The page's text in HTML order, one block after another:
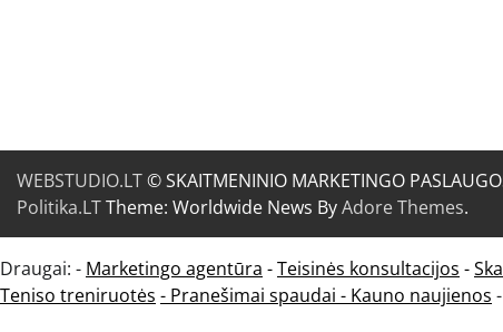
WEBSTUDIO.LT© SKAITMENINIO MARKETINGO
Politika.LTTheme: Worldwide News ByAdore Themes.
Draugai: - Marketingo agentūra -Teisinės konsultacijos -
Teniso treniruotės - Pranešimai spaudai - Kauno naujienos -